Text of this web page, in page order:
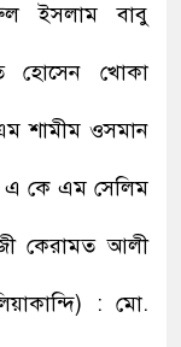
ইসলাম বাবু
হোসেন খোকা
শামীম ওসমান
এ কে এম সেলিম
কেরামত আলী
: মো.